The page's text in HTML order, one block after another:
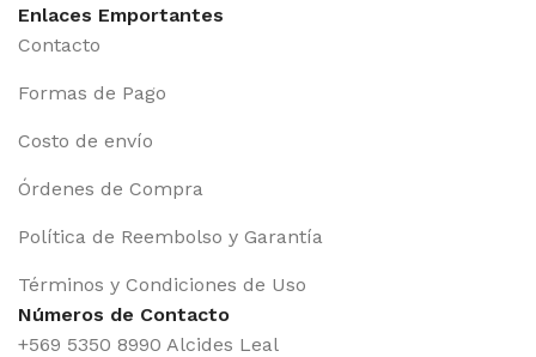
Enlaces Emportantes
Contacto
Formas de Pago
Costo de envío
Órdenes de Compra
Política de Reembolso y Garantía
Términos y Condiciones de Uso
Números de Contacto
+569 5350 8990 Alcides Leal